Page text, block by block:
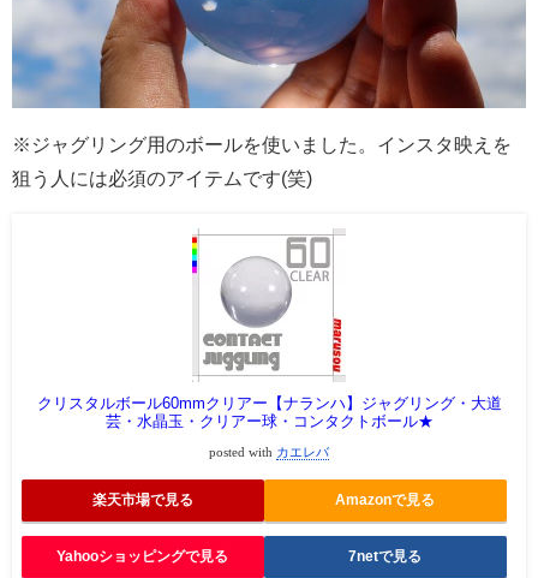
※ジャグリング用のボールを使いました。インスタ映えを
狙う人には必須のアイテムです(笑)
クリスタルボール60mmクリアー【ナランハ】ジャグリング・大道
芸・水晶玉・クリアー球・コンタクトボール★
posted with カエレバ
楽天市場で見る Amazonで見る
Yahooショッピングで見る 7netで見る